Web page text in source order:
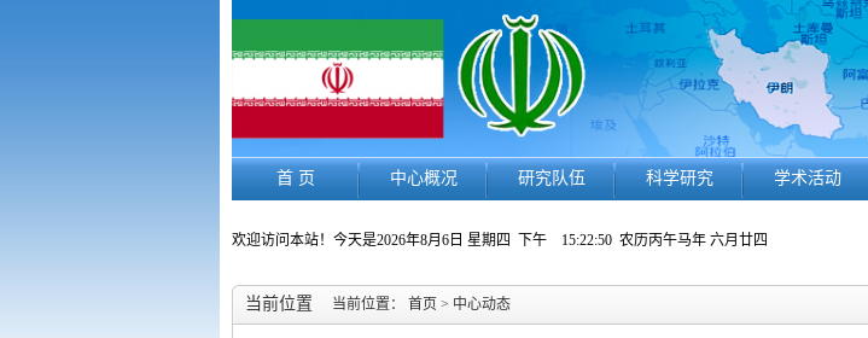
首 页 中心概况 研究队伍 科学研究 学术活动
欢迎访问本站！今天是2026年8月6日 星期四 下午 15:22:50 农历丙午马年 六月廿四
当前位置 当前位置： 首页 > 中心动态